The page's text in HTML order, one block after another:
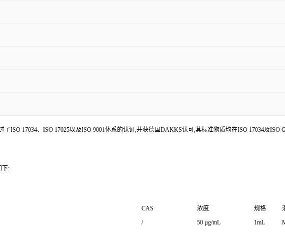
ISO 17034、ISO 17025以及ISO 9001体系的认证,并获德国DAKKS认可,其标准物质均在ISO 17034及ISO
下:
CAS 浓度 规格
/ 50 µg/mL 1mL